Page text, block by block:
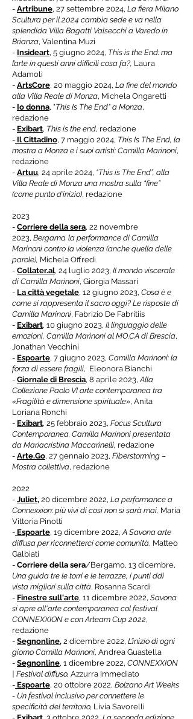
- Artribune, 27 settembre 2024, La fiera Milano
Scultura per il 2024 cambia sede e va nella
splendida Villa Bagatti Valsecchi a Varedo in
Brianza, Valentina Muzi
- Insideart, 5 giugno 2024, This is the End: ma
l’arte in questi anni difficili cosa fa?, Laura
Adamoli
- ArtsCore, 20 maggio 2024, La fine del mondo
alla Villa Reale di Monza, Michela Ongaretti
- Io donna, "This Is The End" a Monza,
redazione
- Exibart, This is the end, redazione
- Il Cittadino, 7 maggio 2024, This Is The End, la
mostra a Monza e i suoi artisti: Camilla Marinoni,
redazione
- Artuu, 24 aprile 2024, “This is The End”, alla
Villa Reale di Monza una mostra sulla “fine”
(come punto d’inizio), redazione
2023
- Corriere della sera, 22 novembre
2023, Bergamo, la performance di Camilla
Marinoni contro la violenza (anche quella delle
parole), Michela Offredi
- Collater.al, 24 luglio 2023, Il mondo viscerale
di Camilla Marinoni, Giorgia Massari
- La città vegetale, 12 giugno 2023, Cosa è e
come si rappresenta il sacro oggi? Le risposte di
Camilla Marinoni, Fabrizio De Fabritiis
- Exibart, 10 giugno 2023, Il linguaggio delle
emozioni, Camilla Marinoni al MO.CA di Brescia,
Jonathan Vecchini
- Espoarte, 7 giugno 2023, Camilla Marinoni: la
forza di essere fragili, Eleonora Bianchi
- Giornale di Brescia, 8 aprile 2023,Alla
Collezione Paolo VI arte contemporanea tra
«Fragilità e dimensione spirituale», Anita
Loriana Ronchi
- Exibart, 25 febbraio 2023, Focus Scultura
Contemporanea. Camilla Marinoni presentata
da Mariacristina Maccarinelli, redazione
- Arte.Go, 27 gennaio 2023, Fiberstorming –
Mostra collettiva, redazione
2022
- Juliet, 20 dicembre 2022, La performance a
Connexxion: più vivi di così non si sarà mai, Maria
Vittoria Pinotti
- Espoarte, 19 dicembre 2022,A Savona arte
diffusa per riconnetterci come comunità, Matteo
Galbiati
- Corriere della sera/Bergamo, 13 dicembre,
Una guida tre le torri e le terrazze, i punti ddi
vista migliori sulla città, Rosanna Scardi
- Finestre sull'arte, 11 dicembre 2022, Savona
si apre all'arte contemporanea col festival
CONNEXXION e con Arteam Cup 2022,
redazione
- Segnonline, 2 dicembre 2022, L’inizio di ogni
giorno Camilla Marinoni, Andrea Guastella
- Segnonline, 1 dicembre 2022, CONNEXXION
| Festival diffuso, Azzurra Immediato
- Espoarte, 20 ottobre 2022, Bolzano Art Weeks
- Un festival inclusivo per connettere le
specificità del territorio, Livia Savorelli